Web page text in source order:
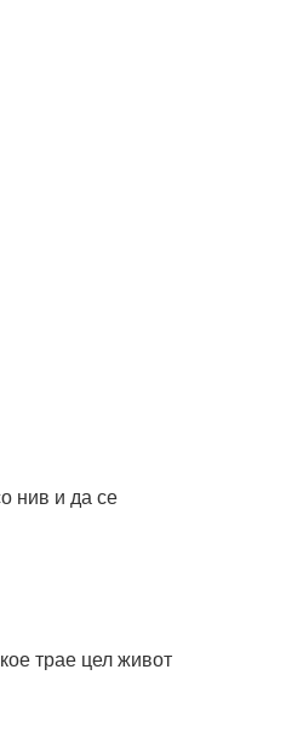
нив и да се
трае цел живот